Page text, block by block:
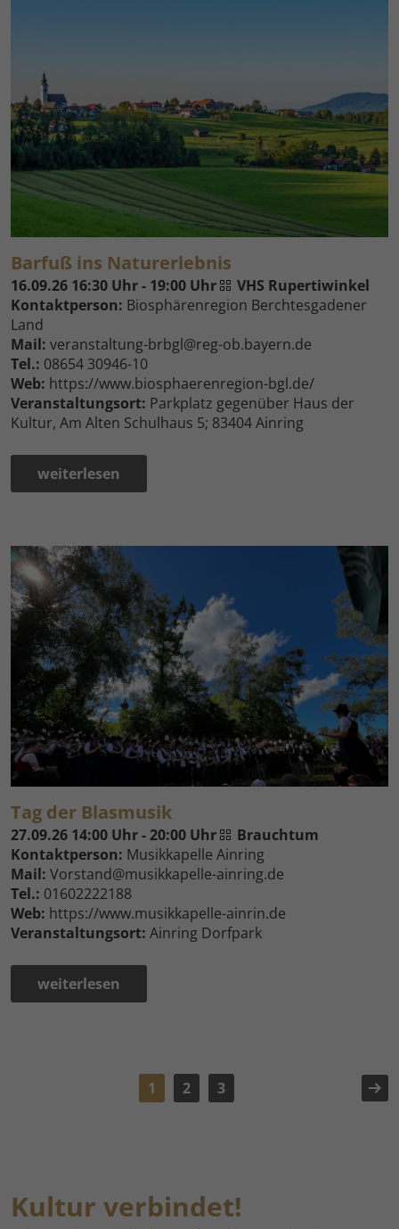
Barfuß ins Naturerlebnis
16.09.26 16:30 Uhr - 19:00 Uhr
VHS Rupertiwinkel
Kontaktperson: Biosphärenregion Berchtesgadener
Land
Mail: veranstaltung-brbgl@reg-ob.bayern.de
Tel.: 08654 30946-10
Web: https://www.biosphaerenregion-bgl.de/
Veranstaltungsort: Parkplatz gegenüber Haus der
Kultur, Am Alten Schulhaus 5; 83404 Ainring
weiterlesen
Tag der Blasmusik
27.09.26 14:00 Uhr - 20:00 Uhr
Brauchtum
Kontaktperson: Musikkapelle Ainring
Mail: Vorstand@musikkapelle-ainring.de
Tel.: 01602222188
Web: https://www.musikkapelle-ainrin.de
Veranstaltungsort: Ainring Dorfpark
weiterlesen
1 2 3
Kultur verbindet!